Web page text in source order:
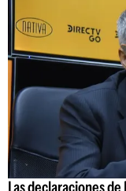
Las declaraciones